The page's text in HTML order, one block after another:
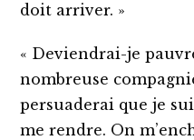
doit arriver. »
« Deviendrai-je
nombreuse
persuaderai que je
me rendre. On